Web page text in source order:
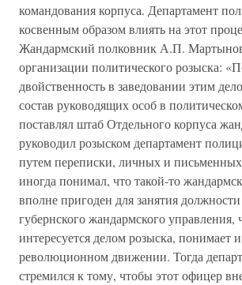
командования корпуса. Департамент
косвенным образом влиять на этот
Жандармский полковник А.П.
организации политического розыска:
двойственность в заведовании этим
состав руководящих особ в
поставлял штаб Отдельного корпуса
руководил розыском департамент
путем переписки, личных и
иногда понимал, что такой-то
вполне пригоден для занятия
губернского жандармского управления,
интересуется делом розыска, понимает и
революционном движении. Тогда
стремился к тому, чтобы этот офицер